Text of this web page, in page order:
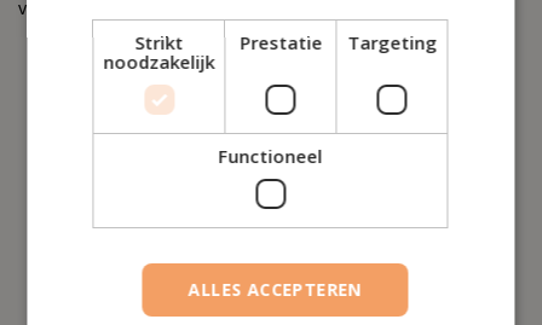
vastgoed?
Strikt
noodzakelijk
Prestatie Targeting
Functioneel
ALLES ACCEPTEREN